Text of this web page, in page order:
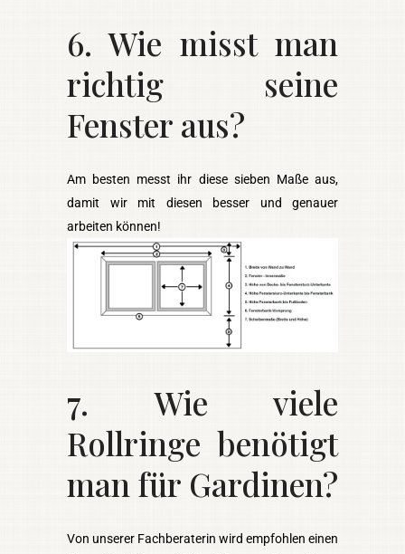
6. Wie misst man
richtig seine
Fenster aus?
Am besten messt ihr diese sieben Maße aus,
damit wir mit diesen besser und genauer
arbeiten können!
7. Wie viele
Rollringe benötigt
man für Gardinen?
Von unserer Fachberaterin wird empfohlen einen